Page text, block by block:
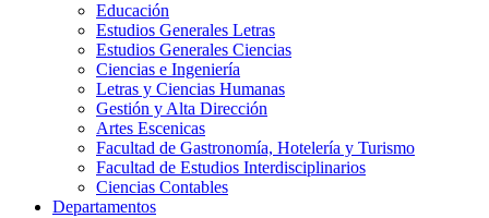
Educación
Estudios Generales Letras
Estudios Generales Ciencias
Ciencias e Ingeniería
Letras y Ciencias Humanas
Gestión y Alta Dirección
Artes Escenicas
Facultad de Gastronomía, Hotelería y Turismo
Facultad de Estudios Interdisciplinarios
Ciencias Contables
Departamentos